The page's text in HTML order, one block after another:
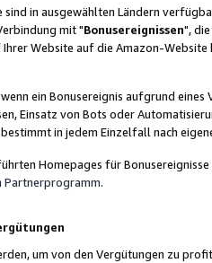
sind in ausgewählten Ländern
mit "Bonusereignissen",
Website auf die Amazon-
ein Bonusereignis aufgrund
Einsatz von Bots oder
in jedem Einzelfall nach
Homepages für
Partnerprogramm.
um von den Vergütungen zu